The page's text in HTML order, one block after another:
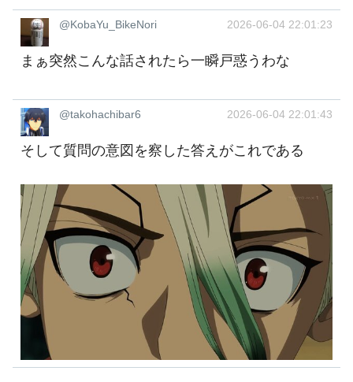
@KobaYu_BikeNori 2026-06-04 22:01:23
まぁ突然こんな話されたら一瞬戸惑うわな
@takohachibar6 2026-06-04 22:01:43
そして質問の意図を察した答えがこれである